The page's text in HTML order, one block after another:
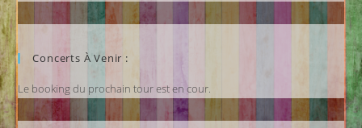
Concerts À Venir :
Le booking du prochain tour est en cour.